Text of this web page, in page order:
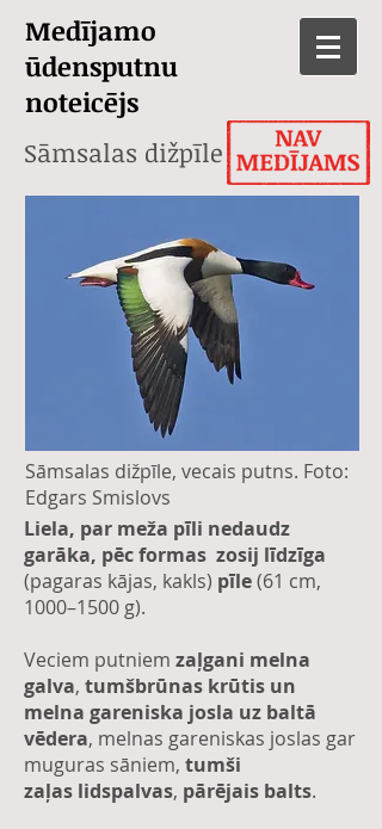
Medījamo
ūdensputnu
noteicējs
Sāmsalas dižpīle
Sāmsalas dižpīle, vecais putns. Foto:
Edgars Smislovs
Liela, par meža pīli nedaudz
garāka, pēc formas zosij līdzīga
(pagaras kājas, kakls) pīle(61 cm,
1000–1500 g).
Veciem putniem zaļgani melna
galva, tumšbrūnas krūtis un
melna gareniska josla uz baltā
vēdera, melnas gareniskas joslas gar
muguras sāniem, tumši
zaļas lidspalvas, pārējais balts.